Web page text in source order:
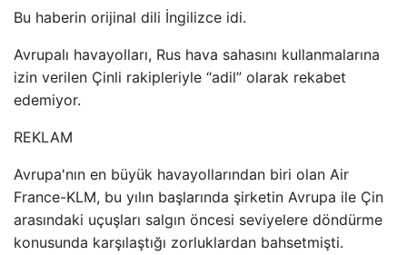
Bu haberin orijinal dili İngilizce idi.
Avrupalı ​​havayolları, Rus hava sahasını kullanmalarına
izin verilen Çinli rakipleriyle “adil” olarak rekabet
edemiyor.
REKLAM
Avrupa'nın en büyük havayollarından biri olan Air
France-KLM, bu yılın başlarında şirketin Avrupa ile Çin
arasındaki uçuşları salgın öncesi seviyelere döndürme
konusunda karşılaştığı zorluklardan bahsetmişti.